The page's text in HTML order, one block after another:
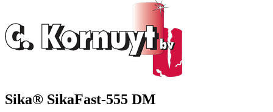
Sika® SikaFast-555 DM